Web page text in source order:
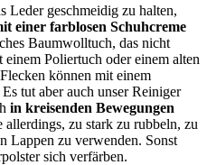
Leder geschmeidig zu halten,
einer farblosen Schuhcreme
Baumwolltuch, das nicht
Poliertuch oder einem alten
können mit einem
tut aber auch unser Reiniger
in kreisenden Bewegungen
zu stark zu rubbeln, zu
Lappen zu verwenden. Sonst
sich verfärben.